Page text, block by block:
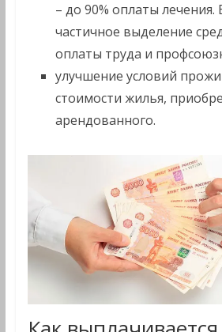
– до 90% оплаты
частичное выделение
оплаты труда и
улучшение условий
стоимости жилья,
арендованного.